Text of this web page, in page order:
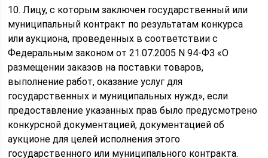
10. Лицу, с которым заключен государственный или
муниципальный контракт по результатам конкурса
или аукциона, проведенных в соответствии с
Федеральным законом от 21.07.2005 N 94-ФЗ «О
размещении заказов на поставки товаров,
выполнение работ, оказание услуг для
государственных и муниципальных нужд», если
предоставление указанных прав было предусмотрено
конкурсной документацией, документацией об
аукционе для целей исполнения этого
государственного или муниципального контракта.